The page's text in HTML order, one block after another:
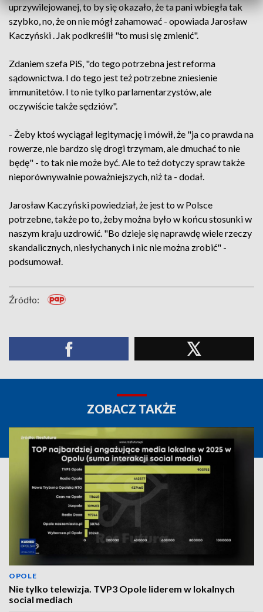
uprzywilejowanej, to by się okazało, że ta pani wbiegła tak
szybko, no, że on nie mógł zahamować - opowiada Jarosław
Kaczyński . Jak podkreślił "to musi się zmienić".
Zdaniem szefa PiS, "do tego potrzebna jest reforma
sądownictwa. I do tego jest też potrzebne zniesienie
immunitetów. I to nie tylko parlamentarzystów, ale
oczywiście także sędziów".
- Żeby ktoś wyciągał legitymację i mówił, że "ja co prawda na
rowerze, nie bardzo się drogi trzymam, ale dmuchać to nie
będę" - to tak nie może być. Ale to też dotyczy spraw także
nieporównywalnie poważniejszych, niż ta - dodał.
Jarosław Kaczyński powiedział, że jest to w Polsce
potrzebne, także po to, żeby można było w końcu stosunki w
naszym kraju uzdrowić. "Bo dzieje się naprawdę wiele rzeczy
skandalicznych, niesłychanych i nic nie można zrobić" -
podsumował.
Źródło:
ZOBACZ TAKŻE
OPOLE
Nie tylko telewizja. TVP3 Opole liderem w lokalnych
social mediach